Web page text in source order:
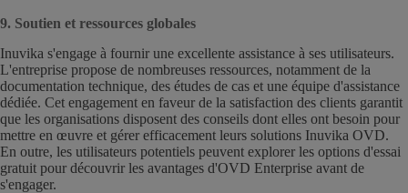
9. Soutien et ressources globales
Inuvika s'engage à fournir une excellente assistance à ses utilisateurs.
L'entreprise propose de nombreuses ressources, notamment de la
documentation technique, des études de cas et une équipe d'assistance
dédiée. Cet engagement en faveur de la satisfaction des clients garantit
que les organisations disposent des conseils dont elles ont besoin pour
mettre en œuvre et gérer efficacement leurs solutions Inuvika OVD.
En outre, les utilisateurs potentiels peuvent explorer les options d'essai
gratuit pour découvrir les avantages d'OVD Enterprise avant de
s'engager.